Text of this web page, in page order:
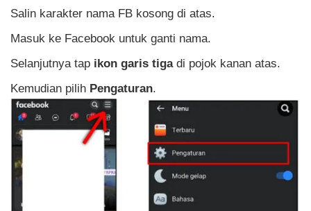
Salin karakter nama FB kosong di atas.
Masuk ke Facebook untuk ganti nama.
Selanjutnya tap ikon garis tigadi pojok kanan atas.
Kemudian pilih Pengaturan.